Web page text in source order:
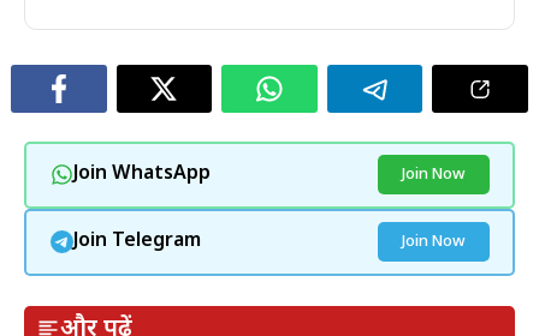
Join WhatsApp Join Now
Join Telegram Join Now
और पढ़ें